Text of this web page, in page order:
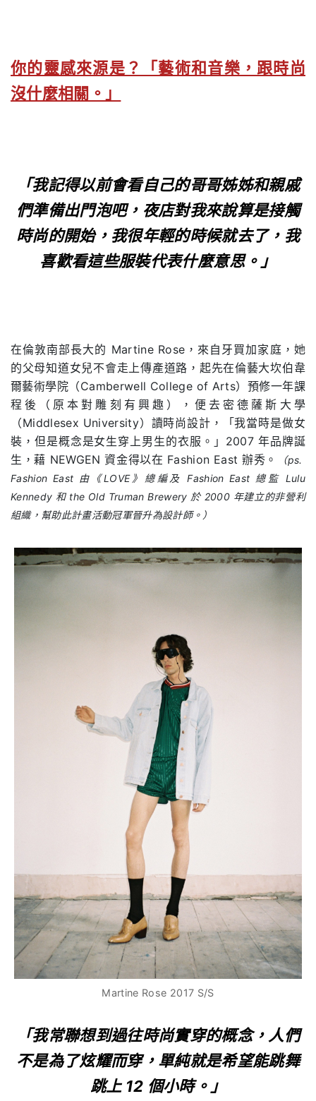
你的靈感來源是？「藝術和音樂，跟時尚
沒什麼相關。」
「我記得以前會看自己的哥哥姊姊和親戚
們準備出門泡吧，夜店對我來說算是接觸
時尚的開始，我很年輕的時候就去了，我
喜歡看這些服裝代表什麼意思。」
在倫敦南部長大的 Martine Rose，來自牙買加家庭，她
的父母知道女兒不會走上傳產道路，起先在倫藝大坎伯韋
爾藝術學院（Camberwell College of Arts）預修一年課
程後（原本對雕刻有興趣），便去密德薩斯大學
（Middlesex University）讀時尚設計，「我當時是做女
裝，但是概念是女生穿上男生的衣服。」2007 年品牌誕
生，藉 NEWGEN 資金得以在 Fashion East 辦秀。
（ps.
Fashion East 由《LOVE》總編及 Fashion East 總監 Lulu
Kennedy 和 the Old Truman Brewery 於 2000 年建立的非營利
組織，幫助此計畫活動冠軍晉升為設計師。）
Martine Rose 2017 S/S
「我常聯想到過往時尚實穿的概念，人們
不是為了炫耀而穿，單純就是希望能跳舞
跳上 12 個小時。」